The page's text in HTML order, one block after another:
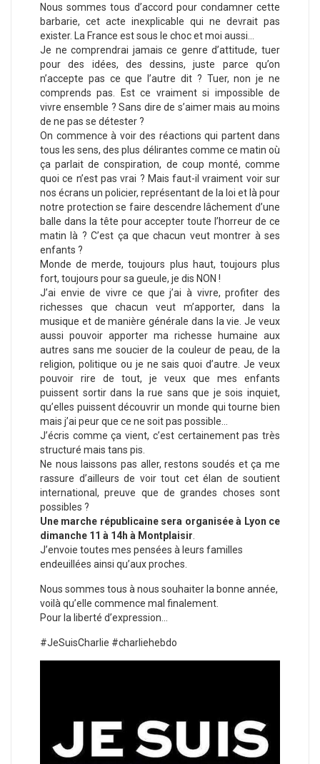
Nous sommes tous d’accord pour condamner cette
barbarie, cet acte inexplicable qui ne devrait pas
exister. La France est sous le choc et moi aussi…
Je ne comprendrai jamais ce genre d’attitude, tuer
pour des idées, des dessins, juste parce qu’on
n’accepte pas ce que l’autre dit ? Tuer, non je ne
comprends pas. Est ce vraiment si impossible de
vivre ensemble ? Sans dire de s’aimer mais au moins
de ne pas se détester ?
On commence à voir des réactions qui partent dans
tous les sens, des plus délirantes comme ce matin où
ça parlait de conspiration, de coup monté, comme
quoi ce n’est pas vrai ? Mais faut-il vraiment voir sur
nos écrans un policier, représentant de la loi et là pour
notre protection se faire descendre lâchement d’une
balle dans la tête pour accepter toute l’horreur de ce
matin là ? C’est ça que chacun veut montrer à ses
enfants ?
Monde de merde, toujours plus haut, toujours plus
fort, toujours pour sa gueule, je dis NON !
J’ai envie de vivre ce que j’ai à vivre, profiter des
richesses que chacun veut m’apporter, dans la
musique et de manière générale dans la vie. Je veux
aussi pouvoir apporter ma richesse humaine aux
autres sans me soucier de la couleur de peau, de la
religion, politique ou je ne sais quoi d’autre. Je veux
pouvoir rire de tout, je veux que mes enfants
puissent sortir dans la rue sans que je sois inquiet,
qu’elles puissent découvrir un monde qui tourne bien
mais j’ai peur que ce ne soit pas possible…
J’écris comme ça vient, c’est certainement pas très
structuré mais tans pis.
Ne nous laissons pas aller, restons soudés et ça me
rassure d’ailleurs de voir tout cet élan de soutient
international, preuve que de grandes choses sont
possibles ?
Une marche républicaine sera organisée à Lyon ce
dimanche 11 à 14h à Montplaisir.
J’envoie toutes mes pensées à leurs familles
endeuillées ainsi qu’aux proches.
Nous sommes tous à nous souhaiter la bonne année,
voilà qu’elle commence mal finalement.
Pour la liberté d’expression…
#JeSuisCharlie #charliehebdo